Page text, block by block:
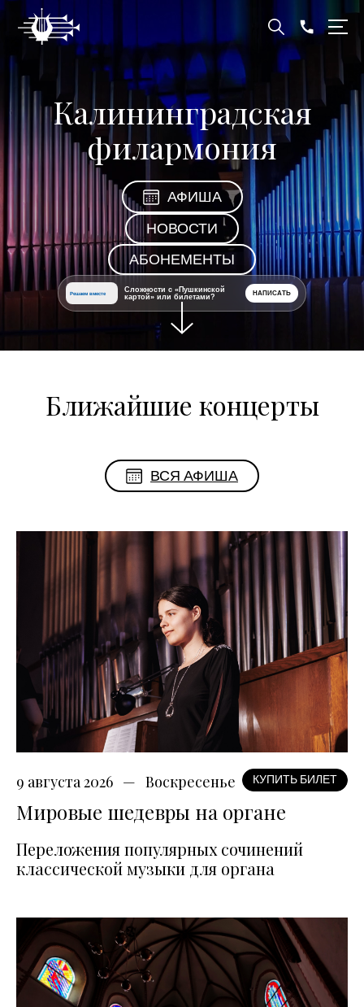
Калининградская
филармония
АФИША
НОВОСТИ
АБОНЕМЕНТЫ
Решаем вместе
Сложности с «Пушкинской
картой» или билетами?
НАПИСАТЬ
Ближайшие концерты
ВСЯ АФИША
9 августа 2026 Воскресенье КУПИТЬ БИЛЕТ
Мировые шедевры на органе
Переложения популярных сочинений
классической музыки для органа